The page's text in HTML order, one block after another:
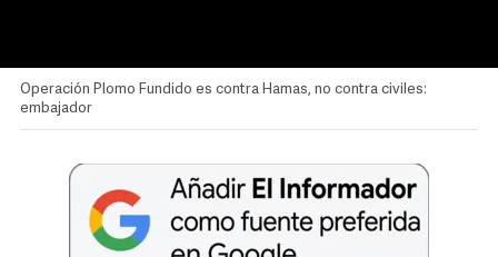
Operación Plomo Fundido es contra Hamas, no contra civiles:
embajador